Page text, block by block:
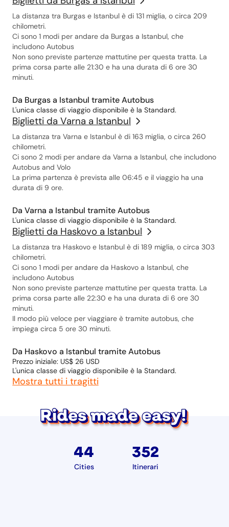
La distanza tra Burgas e Istanbul è di 131 miglia, o circa 209
chilometri.
Ci sono 1 modi per andare da Burgas a Istanbul, che
includono Autobus
Non sono previste partenze mattutine per questa tratta. La
prima corsa parte alle 21:30 e ha una durata di 6 ore 30
minuti.
Da Burgas a Istanbul tramite Autobus
L'unica classe di viaggio disponibile è la Standard.
Biglietti da Varna a Istanbul
La distanza tra Varna e Istanbul è di 163 miglia, o circa 260
chilometri.
Ci sono 2 modi per andare da Varna a Istanbul, che includono
Autobus and Volo
La prima partenza è prevista alle 06:45 e il viaggio ha una
durata di 9 ore.
Da Varna a Istanbul tramite Autobus
L'unica classe di viaggio disponibile è la Standard.
Biglietti da Haskovo a Istanbul
La distanza tra Haskovo e Istanbul è di 189 miglia, o circa 303
chilometri.
Ci sono 1 modi per andare da Haskovo a Istanbul, che
includono Autobus
Non sono previste partenze mattutine per questa tratta. La
prima corsa parte alle 22:30 e ha una durata di 6 ore 30
minuti.
Il modo più veloce per viaggiare è tramite autobus, che
impiega circa 5 ore 30 minuti.
Da Haskovo a Istanbul tramite Autobus
Prezzo iniziale: US$ 26 USD
L'unica classe di viaggio disponibile è la Standard.
Mostra tutti i tragitti
44
Cities
352
Itinerari